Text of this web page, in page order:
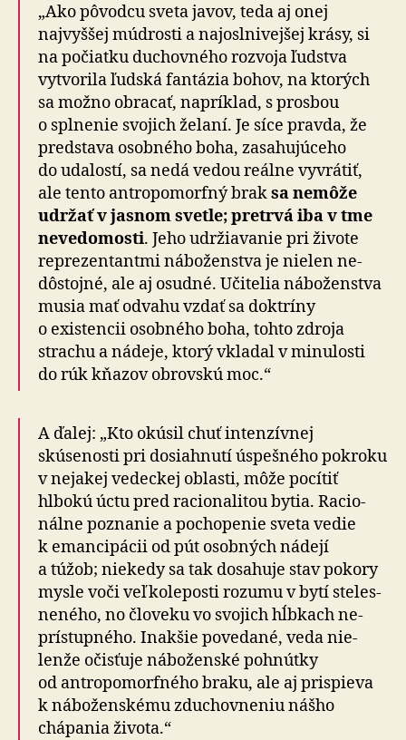
„Ako pôvodcu sveta javov, teda aj onej
najvyššej múdrosti a naj­oslni­vejšej krásy, si
na po­čiatku duchovného rozvoja ľudstva
vytvo­rila ľudská fan­tázia bohov, na ktorých
sa možno obracať, napríklad, s prosbou
o splnenie svojich želaní. Je síce pravda, že
pred­stava osobného boha, za­sa­hu­jú­ceho
do uda­lostí, sa nedá vedou reálne vyvrátiť,
ale tento antro­po­mor­fný braksa nemôže
udržať v jasnom svetle; pretrvá iba v tme
ne­ve­do­mosti. Jeho udržia­vanie pri ži­vote
repre­zen­tantmi ná­bo­žen­stva je nielen ne­
dôstojné, ale aj osudné. Učitelia ná­bo­žen­stva
musia mať odvahu vzdať sa doktríny
o existencii osobného boha, tohto zdroja
strachu a nádeje, ktorý vkladal v mi­nu­losti
do rúk kňazov obrovskú moc.“
A ďalej: „Kto okúsil chuť intenzívnej
skúsenosti pri do­siahnutí úspešného pokroku
v ne­jakej vedeckej oblasti, môže pocítiť
hlbokú úctu pred ra­cio­na­litou bytia. Ra­cio­
nálne poznanie a po­cho­penie sveta vedie
k eman­ci­pácii od pút osobných nádejí
a túžob; niekedy sa tak do­sa­huje stav pokory
mysle voči veľko­le­posti rozumu v bytí steles­
ne­ného, no človeku vo svojich hĺbkach ne­
prístup­ného. Inakšie povedané, veda nie­
lenže očisťuje ná­bo­žen­ské pohnútky
od antro­po­mor­fného braku, ale aj prispieva
k ná­bo­žen­skému zduchov­neniu nášho
chápania života.“